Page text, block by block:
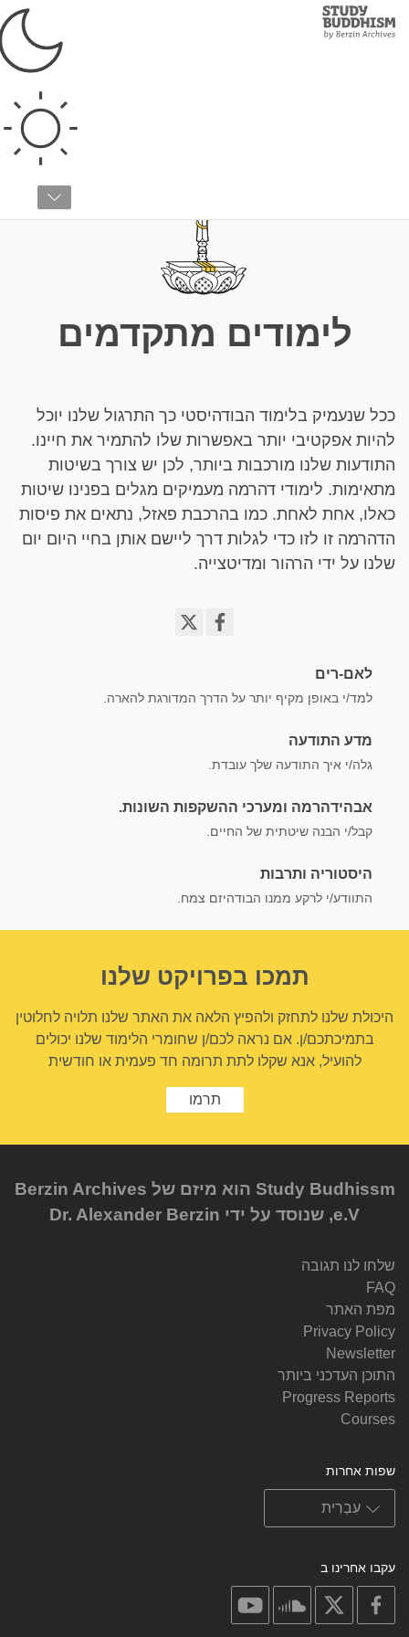
Study
Buddhism
לימודים מתקדמים
ככל שנעמיק בלימוד הבודהיסטי כך התרגול שלנו יוכל
להיות אפקטיבי יותר באפשרות שלו להתמיר את חיינו.
התודעות שלנו מורכבות ביותר, לכן יש צורך בשיטות
מתאימות. לימודי דהרמה מעמיקים מגלים בפנינו שיטות
כאלו, אחת לאחת. כמו בהרכבת פאזל, נתאים את פיסות
הדהרמה זו לזו כדי לגלות דרך ליישם אותן בחיי היום יום
שלנו על ידי הרהור ומדיטצייה.
facebook
לאם-רים
למד/י באופן מקיף יותר על הדרך המדורגת להארה.
מדע התודעה
גלה/י איך התודעה שלך עובדת.
אבהידהרמה ומערכי ההשקפות השונות.
קבל/י הבנה שיטתית של החיים.
היסטוריה ותרבות
התוודע/י לרקע ממנו הבודהיזם צמח.
תמכו בפרויקט שלנו
היכולת שלנו לתחזק ולהפיץ הלאה את האתר שלנו תלויה לחלוטין
בתמיכתכם/ן. אם נראה לכם/ן שחומרי הלימוד שלנו יכולים
להועיל, אנא שקלו לתת תרומה חד פעמית או חודשית
תרמו
Study Budhissm הוא מיזם של Berzin Archives
e.V, שנוסד על ידי Dr. Alexander Berzin
שלחו לנו תגובה
FAQ
מפת האתר
Privacy Policy
Newsletter
התוכן העדכני ביותר
Progress Reports
Courses
שפות אחרות
עקבו אחרינו ב
facebook
soundcloud